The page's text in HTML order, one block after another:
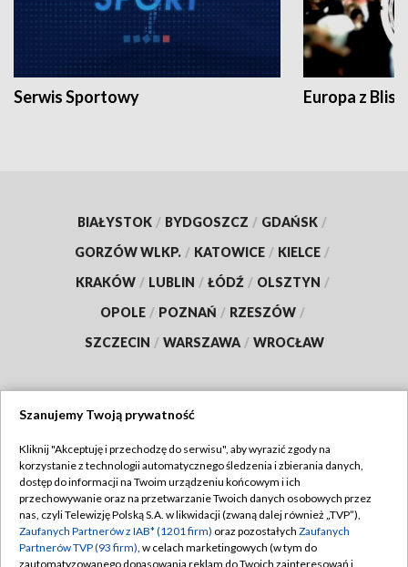
Serwis Sportowy Europa z
BIAŁYSTOK / BYDGOSZCZ / GDAŃSK /
GORZÓW WLKP. / KATOWICE / KIELCE /
KRAKÓW / LUBLIN / ŁÓDŹ / OLSZTYN /
OPOLE / POZNAŃ / RZESZÓW /
SZCZECIN / WARSZAWA / WROCŁAW
TVP
Abonament TVP
Emisja w TVP
Centrum informacji TVP
Regulamin TVP
Polityka prywatności
Moje zgody
Szanujemy Twoją prywatność
Kliknij "Akceptuję i przechodzę do serwisu", aby wyrazić zgody na
korzystanie z technologii automatycznego śledzenia i zbierania danych,
dostęp do informacji na Twoim urządzeniu końcowym i ich
przechowywanie oraz na przetwarzanie Twoich danych osobowych przez
nas, czyli Telewizję Polską S.A. w likwidacji (zwaną dalej również „TVP”),
Zaufanych Partnerów z IAB* (1201 firm) oraz pozostałych Zaufanych
Partnerów TVP (93 firm), w celach marketingowych (w tym do
zautomatyzowanego dopasowania reklam do Twoich zainteresowań i